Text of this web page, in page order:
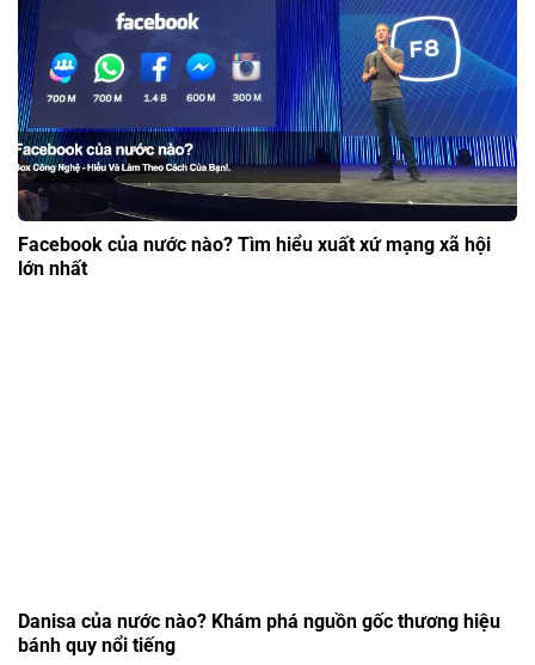
Facebook của nước nào? Tìm hiểu xuất xứ mạng xã hội
lớn nhất
Danisa của nước nào? Khám phá nguồn gốc thương hiệu
bánh quy nổi tiếng